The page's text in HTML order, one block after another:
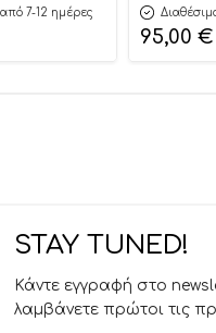
–
7-12 ημέρες
95,00 €
STAY TUNED!
Κάντε εγγραφή στο
λαμβάνετε πρώτοι τις